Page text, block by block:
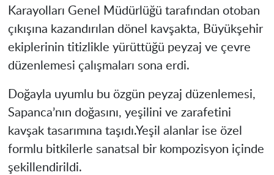
Karayolları Genel Müdürlüğü tarafından otoban
çıkışına kazandırılan dönel kavşakta, Büyükşehir
ekiplerinin titizlikle yürüttüğü peyzaj ve çevre
düzenlemesi çalışmaları sona erdi.
Doğayla uyumlu bu özgün peyzaj düzenlemesi,
Sapanca’nın doğasını, yeşilini ve zarafetini
kavşak tasarımına taşıdı.Yeşil alanlar ise özel
formlu bitkilerle sanatsal bir kompozisyon içinde
şekillendirildi.